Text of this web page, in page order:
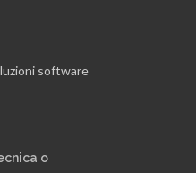
software
o